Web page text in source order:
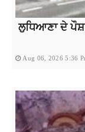
ਲੁਧਿਆਣਾ ਦੇ ਪੌਸ਼
Aug 06, 2026 5:36